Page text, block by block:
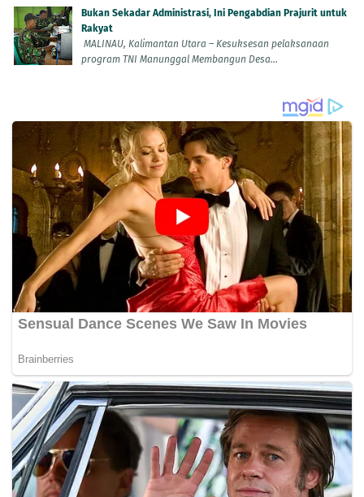
Bukan Sekadar Administrasi, Ini Pengabdian Prajurit untuk
Rakyat
MALINAU, Kalimantan Utara – Kesuksesan pelaksanaan
program TNI Manunggal Membangun Desa...